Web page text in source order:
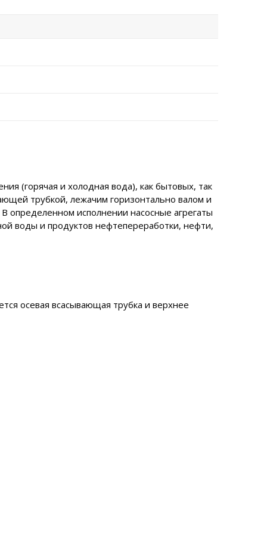
(горячая и холодная вода), как бытовых, так
трубкой, лежачим горизонтально валом и
определенном исполнении насосные агрегаты
воды и продуктов нефтепереработки, нефти,
осевая всасывающая трубка и верхнее